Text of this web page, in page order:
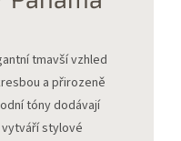
tmavší vzhled
a přirozeně
tóny dodávají
stylové